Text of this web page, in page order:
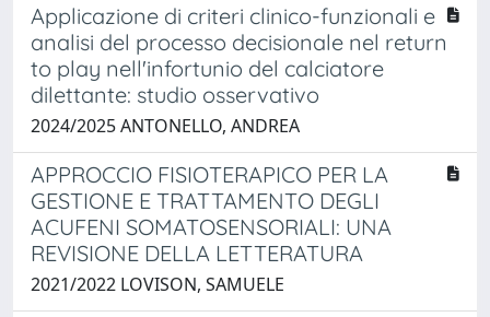
Applicazione di criteri clinico-funzionali e
analisi del processo decisionale nel return
to play nell'infortunio del calciatore
dilettante: studio osservativo
2024/2025 ANTONELLO, ANDREA
APPROCCIO FISIOTERAPICO PER LA
GESTIONE E TRATTAMENTO DEGLI
ACUFENI SOMATOSENSORIALI: UNA
REVISIONE DELLA LETTERATURA
2021/2022 LOVISON, SAMUELE